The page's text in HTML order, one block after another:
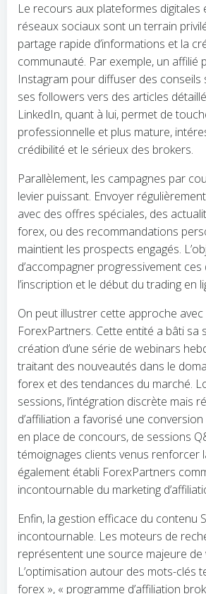
Le recours aux plateformes digitales
réseaux sociaux sont un terrain
partage rapide d’informations et la
communauté. Par exemple, un affilié
Instagram pour diffuser des conseils
ses followers vers des articles
LinkedIn, quant à lui, permet de
professionnelle et plus mature,
crédibilité et le sérieux des brokers.
Parallèlement, les campagnes par
levier puissant. Envoyer
avec des offres spéciales, des
forex, ou des recommandations
maintient les prospects engagés.
d’accompagner progressivement
l’inscription et le début du trading en
On peut illustrer cette approche
ForexPartners. Cette entité a bâti sa
création d’une série de webinars
traitant des nouveautés dans le
forex et des tendances du marché.
sessions, l’intégration discrète mais
d’affiliation a favorisé une
en place de concours, de sessions
témoignages clients venus renforcer
également établi ForexPartners
incontournable du marketing
Enfin, la gestion efficace du contenu
incontournable. Les moteurs de
représentent une source majeure de
L’optimisation autour des mots-clés
forex », « programme d’affiliation